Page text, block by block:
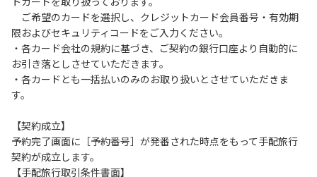
ご希望のカードを選択し、クレジットカード会員番号・有効期
限およびセキュリティコードをご入力ください。
・各カード会社の規約に基づき、ご契約の銀行口座より自動的に
お引き落としさせていただきます。
・各カードとも一括払いのみのお取り扱いとさせていただきま
す。
【契約成立】
予約完了画面に［予約番号］が発番された時点をもって手配旅行
契約が成立します。
【手配旅行取引条件書面】